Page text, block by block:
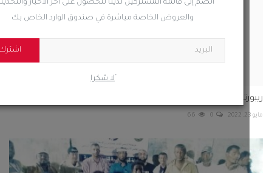
انضم إلى قائمة المشتركين لدينا للحصول على آخر الأخبار والتحديثات
والعروض الخاصة مباشرة في صندوق الوارد الخاص بك
ًلا شكرا
عودة عشاق كرة المضرب تعيد البهجة لبطولة رولان...
0
66